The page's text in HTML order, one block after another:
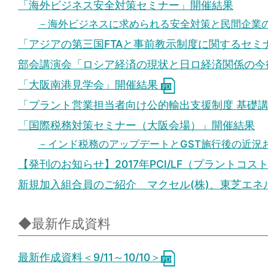
「海外ビジネス安全対策セミナー」開催結果
－海外ビジネスに求められる安全対策と民間企業
「アジアの第三国FTAと事前教示制度に関するセ
部会講演会「ロシア経済の現状と日ロ経済関係の
「大阪南港見学会」開催結果
「プラント営業担当者向け公的輸出支援制度 基礎
「国際税務対策セミナー（大阪会場）」開催結果
－インド税務のアップデートとGST施行後の近況
【発刊のお知らせ】2017年PCI/LF（プラントコ
新規加入組合員のご紹介 マクセル(株)、東芝エ
◆最新作成資料
最新作成資料＜9/11～10/10＞